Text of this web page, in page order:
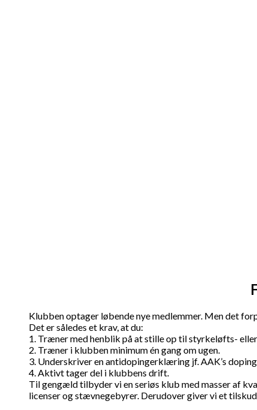
Klubben optager løbende nye medlemmer. Men det
Det er således et krav, at du:
1. Træner med henblik på at stille op til styrkeløfts-
2. Træner i klubben minimum én gang om ugen.
3. Underskriver en antidopingerklæring jf. AAK’s
4. Aktivt tager del i klubbens drift.
Til gengæld tilbyder vi en seriøs klub med masser af
licenser og stævnegebyrer. Derudover giver vi et